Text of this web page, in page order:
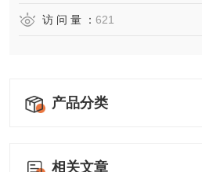
访 问 量 ： 621
产品分类
相关文章